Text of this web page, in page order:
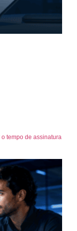
tempo de assinatura